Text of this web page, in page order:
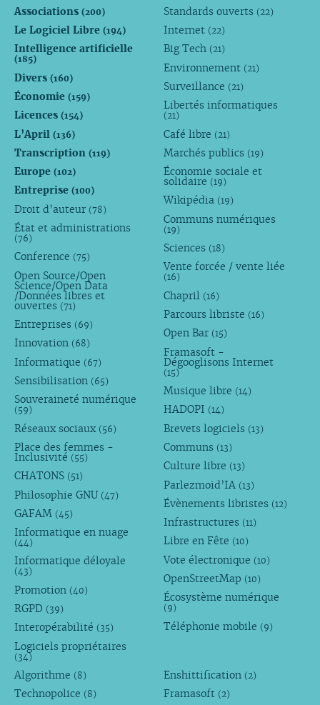
Associations (200)
Le Logiciel Libre (194)
Intelligence artificielle
(185)
Divers (160)
Économie (159)
Licences (154)
L’April (136)
Transcription (119)
Europe (102)
Entreprise (100)
Droit d’auteur (78)
État et administrations
(76)
Conference (75)
Open Source/Open
Science/Open Data
/Données libres et
ouvertes (71)
Entreprises (69)
Innovation (68)
Informatique (67)
Sensibilisation (65)
Souveraineté numérique
(59)
Réseaux sociaux (56)
Place des femmes -
Inclusivité (55)
CHATONS (51)
Philosophie GNU (47)
GAFAM (45)
Informatique en nuage
(44)
Informatique déloyale
(43)
Promotion (40)
RGPD (39)
Interopérabilité (35)
Logiciels propriétaires
(34)
Standards ouverts (22)
Internet (22)
Big Tech (21)
Environnement (21)
Surveillance (21)
Libertés informatiques
(21)
Café libre (21)
Marchés publics (19)
Économie sociale et
solidaire (19)
Wikipédia (19)
Communs numériques
(19)
Sciences (18)
Vente forcée / vente liée
(16)
Chapril (16)
Parcours libriste (16)
Open Bar (15)
Framasoft -
Dégooglisons Internet
(15)
Musique libre (14)
HADOPI (14)
Brevets logiciels (13)
Communs (13)
Culture libre (13)
Parlezmoid’IA (13)
Évènements libristes (12)
Infrastructures (11)
Libre en Fête (10)
Vote électronique (10)
OpenStreetMap (10)
Écosystème numérique
(9)
Téléphonie mobile (9)
Algorithme (8)
Technopolice (8)
Enshittification (2)
Framasoft (2)